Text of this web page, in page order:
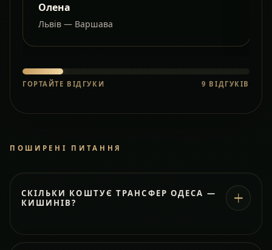
Олена
Львів — Варшава
ГОРТАЙТЕ ВІДГУКИ 9 ВІДГУКІВ
ПОШИРЕНІ ПИТАННЯ
СКІЛЬКИ КОШТУЄ ТРАНСФЕР ОДЕСА —
КИШИНІВ?